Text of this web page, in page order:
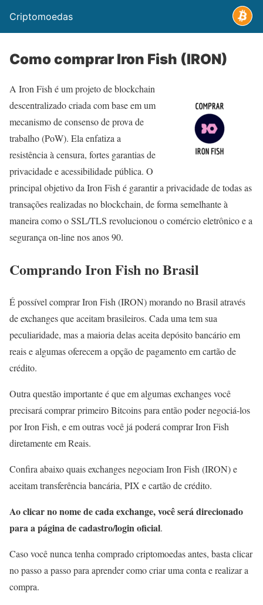
Criptomoedas
Como comprar Iron Fish (IRON)
A Iron Fish é um projeto de blockchain
descentralizado criada com base em um
mecanismo de consenso de prova de
trabalho (PoW). Ela enfatiza a
resistência à censura, fortes garantias de
privacidade e acessibilidade pública. O
principal objetivo da Iron Fish é garantir a privacidade de todas as
transações realizadas no blockchain, de forma semelhante à
maneira como o SSL/TLS revolucionou o comércio eletrônico e a
segurança on-line nos anos 90.
Comprando Iron Fish no Brasil
É possível comprar Iron Fish (IRON) morando no Brasil através
de exchanges que aceitam brasileiros. Cada uma tem sua
peculiaridade, mas a maioria delas aceita depósito bancário em
reais e algumas oferecem a opção de pagamento em cartão de
crédito.
Outra questão importante é que em algumas exchanges você
precisará comprar primeiro Bitcoins para então poder negociá-los
por Iron Fish, e em outras você já poderá comprar Iron Fish
diretamente em Reais.
Confira abaixo quais exchanges negociam Iron Fish (IRON) e
aceitam transferência bancária, PIX e cartão de crédito.
Ao clicar no nome de cada exchange, você será direcionado
para a página de cadastro/login oficial.
Caso você nunca tenha comprado criptomoedas antes, basta clicar
no passo a passo para aprender como criar uma conta e realizar a
compra.